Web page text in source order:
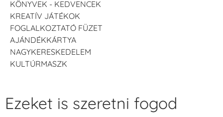
KÖNYVEK - KEDVENCEK
KREATÍV JÁTÉKOK
FOGLALKOZTATÓ FÜZET
AJÁNDÉKKÁRTYA
NAGYKERESKEDELEM
KULTÚRMASZK
Ezeket is szeretni fogod